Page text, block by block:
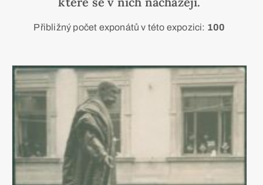
Přibližný počet exponátů v této expozici: 100